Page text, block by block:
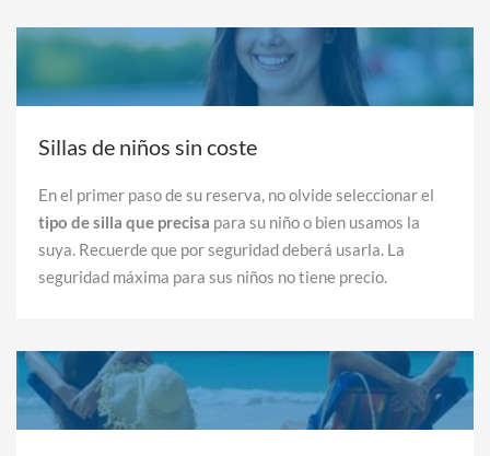
Sillas de niños sin coste
En el primer paso de su reserva, no olvide seleccionar el
tipo de silla que precisa para su niño o bien usamos la
suya. Recuerde que por seguridad deberá usarla. La
seguridad máxima para sus niños no tiene precio.